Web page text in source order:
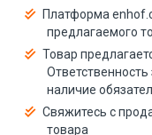
Платформа
предлагаемого
Товар
наличие
Свяжитесь с
товара